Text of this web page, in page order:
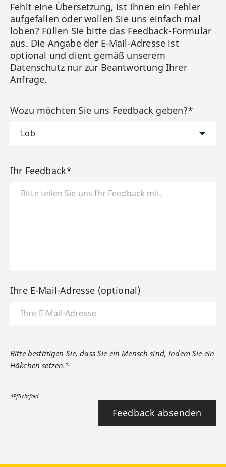
Fehlt eine Übersetzung, ist Ihnen ein Fehler
aufgefallen oder wollen Sie uns einfach mal
loben? Füllen Sie bitte das Feedback-Formular
aus. Die Angabe der E-Mail-Adresse ist
optional und dient gemäß unserem
Datenschutz nur zur Beantwortung Ihrer
Anfrage.
Wozu möchten Sie uns Feedback geben?*
Ihr Feedback*
Ihre E-Mail-Adresse (optional)
Bitte bestätigen Sie, dass Sie ein Mensch sind, indem Sie ein
Häkchen setzen.*
*Pflichtfeld
Feedback absenden